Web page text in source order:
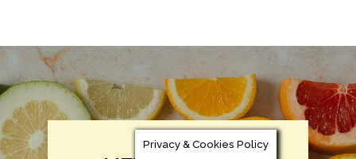
Privacy & Cookies Policy